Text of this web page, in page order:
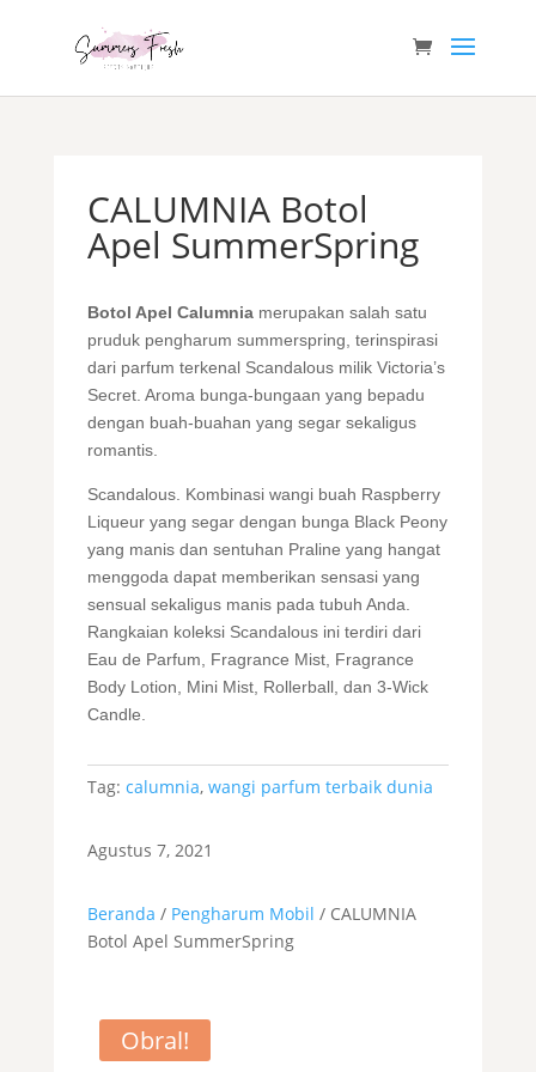
CALUMNIA Botol
Apel SummerSpring
Botol Apel Calumniamerupakan salah satu
pruduk pengharum summerspring, terinspirasi
dari parfum terkenal Scandalous milik Victoria’s
Secret. Aroma bunga-bungaan yang bepadu
dengan buah-buahan yang segar sekaligus
romantis.
Scandalous. Kombinasi wangi buah Raspberry
Liqueur yang segar dengan bunga Black Peony
yang manis dan sentuhan Praline yang hangat
menggoda dapat memberikan sensasi yang
sensual sekaligus manis pada tubuh Anda.
Rangkaian koleksi Scandalous ini terdiri dari
Eau de Parfum, Fragrance Mist, Fragrance
Body Lotion, Mini Mist, Rollerball, dan 3-Wick
Candle.
Tag: calumnia, wangi parfum terbaik dunia
Agustus 7, 2021
Beranda / Pengharum Mobil / CALUMNIA
Botol Apel SummerSpring
Obral!